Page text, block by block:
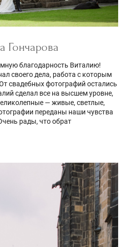
Гончарова
благодарность Виталию!
своего дела, работа с которым
свадебных фотографий остались
сделал все на высшем уровне,
— живые, светлые,
переданы наши чувства
рады, что обрат